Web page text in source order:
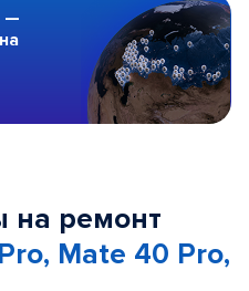
—
на ремонт
Mate 40 Pro,